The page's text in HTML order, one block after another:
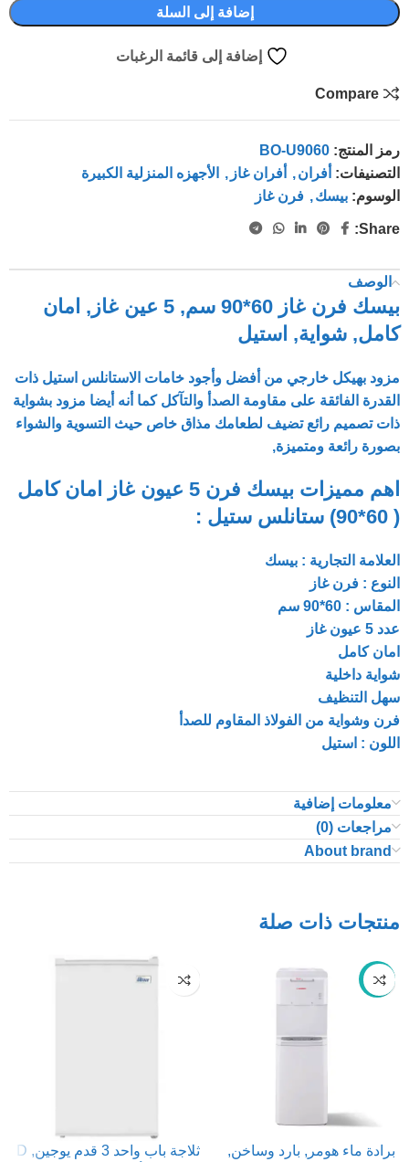
إضافة إلى السلة
إضافة إلى قائمة الرغبات
Compare
رمز المنتج: BO-U9060
التصنيفات: أفران, أفران غاز ,
الأجهزه المنزلية الكبيرة
الوسوم: بيسك, فرن غاز
Share:
الوصف
بيسك فرن غاز 60*90 سم, 5 عين غاز, امان
كامل, شواية, استيل
مزود بهيكل خارجي من أفضل وأجود خامات الاستانلس استيل ذات
القدرة الفائقة على مقاومة الصدأ والتآكل كما أنه أيضا مزود بشواية
ذات تصميم رائع تضيف لطعامك مذاق خاص حيث التسوية والشواء
بصورة رائعة ومتميزة,
اهم مميزات بيسك فرن 5 عيون غاز امان كامل
( 60*90) ستانلس ستيل :
العلامة التجارية : بيسك
النوع : فرن غاز
المقاس : 60*90 سم
عدد 5 عيون غاز
امان كامل
شواية داخلية
سهل التنظيف
فرن وشواية من الفولاذ المقاوم للصدأ
اللون : استيل
معلومات إضافية
مراجعات (0)
About brand
منتجات ذات صلة
-27%
برادة ماء هومر, بارد وساخن,
ثلاجة باب واحد 3 قدم يوجين, D